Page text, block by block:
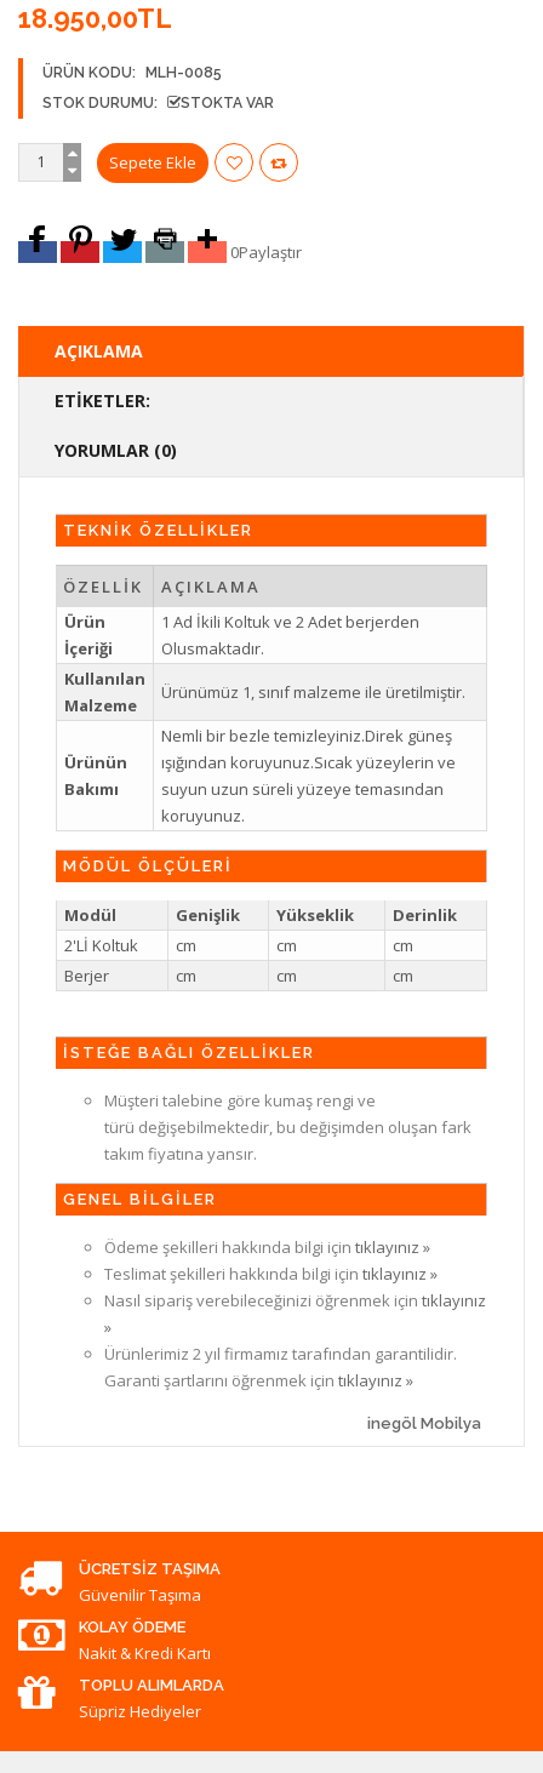
18.950,00TL
ÜRÜN KODU:
MLH-0085
STOK DURUMU:
STOKTA VAR
0Paylaştır
AÇIKLAMA
ETIKETLER:
YORUMLAR (0)
TEKNİK ÖZELLİKLER
ÖZELLİK
AÇIKLAMA
Ürün
İçeriği
1 Ad İkili Koltuk ve 2 Adet berjerden
Olusmaktadır.
Kullanılan
Malzeme
Ürünümüz 1, sınıf malzeme ile üretilmiştir.
Ürünün
Bakımı
Nemli bir bezle temizleyiniz.Direk güneş
ışığından koruyunuz.Sıcak yüzeylerin ve
suyun uzun süreli yüzeye temasından
koruyunuz.
MÖDÜL ÖLÇÜLERİ
Modül Genişlik Yükseklik
Derinlik
2'Lİ Koltuk
cm cm
cm
Berjer
cm cm cm
İSTEĞE BAĞLI ÖZELLİKLER
Müşteri talebine göre kumaş rengi ve
türü değişebilmektedir, bu değişimden oluşan fark
takım fiyatına yansır.
GENEL BİLGİLER
Ödeme şekilleri hakkında bilgi için tıklayınız »
Teslimat şekilleri hakkında bilgi için tıklayınız »
Nasıl sipariş verebileceğinizi öğrenmek için tıklayınız
»
Ürünlerimiz 2 yıl firmamız tarafından garantilidir.
Garanti şartlarını öğrenmek için tıklayınız »
inegöl Mobilya
ÜCRETSIZ TAŞIMA
Güvenilir Taşıma
KOLAY ÖDEME
Nakit & Kredi Kartı
TOPLU ALIMLARDA
Süpriz Hediyeler